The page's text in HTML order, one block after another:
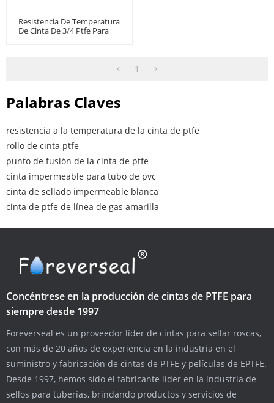
Resistencia De Temperatura
De Cinta De 3/4 Ptfe Para
1
Palabras Claves
resistencia a la temperatura de la cinta de ptfe
rollo de cinta ptfe
punto de fusión de la cinta de ptfe
cinta impermeable para tubo de pvc
cinta de sellado impermeable blanca
cinta de ptfe de línea de gas amarilla
Concéntrese en la producción de cintas de PTFE para
siempre desde 1997
Foreverseal es un proveedor líder de cintas para sellar roscas,
con más de 20 años de experiencia en la industria en el
suministro y fabricación de cintas de PTFE y películas de EPTFE.
Desde 1997, hemos sido el fabricante líder en la industria de
sellos para tuberías, brindando productos y servicios de